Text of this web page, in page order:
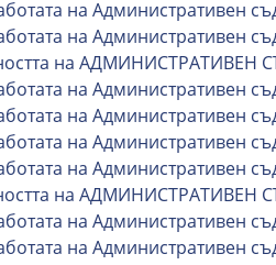
на Административен
на Административен
на АДМИНИСТРАТИВЕН
на Административен
на Административен
на Административен
на Административен
на АДМИНИСТРАТИВЕН
на Административен
на Административен